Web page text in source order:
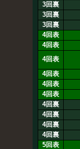
3回裏
3回裏
3回裏
4回表
4回表
4回表
4回表
4回表
4回表
4回裏
4回裏
4回裏
4回裏
5回表